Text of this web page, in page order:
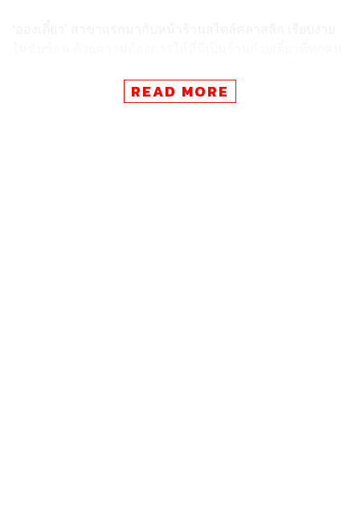
เอาสูตรดั้งเดิมมาปรับปรุง ปรับวัตถุดิบ จนออกมาเป็นสูตร
เฉพาะของที่นี่ โดยมีเมนูหลักเป็นก๋วยเตี๋ยวเรือที่ลูกค้า
READ MORE